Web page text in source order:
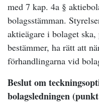
med 7 kap. 4a §
bolagsstämman.
aktieägare i bolaget
bestämmer, ha rätt att
förhandlingarna vid
Beslut om
bolagsledningen